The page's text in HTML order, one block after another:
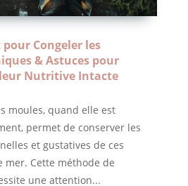
Congeler les
& Astuces pour
Nutritive Intacte
moules, quand elle est
permet de conserver les
et gustatives de ces
Cette méthode de
une attention...